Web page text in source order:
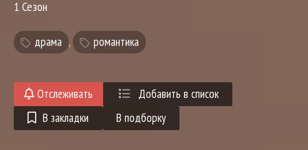
1 Сезон
драма , романтика
Отслеживать
Добавить в список
В закладки
В подборку